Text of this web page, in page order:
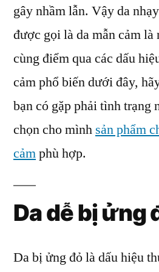
Biến
gây nhầm lẫn. Vậy da
được gọi là da mẫn cảm là
cùng điểm qua các dấu
cảm phổ biến dưới đây,
bạn có gặp phải tình trạng
chọn cho mình sản phẩm
cảmphù hợp.
Da dễ bị ửng
Da bị ửng đỏ là dấu hiệu